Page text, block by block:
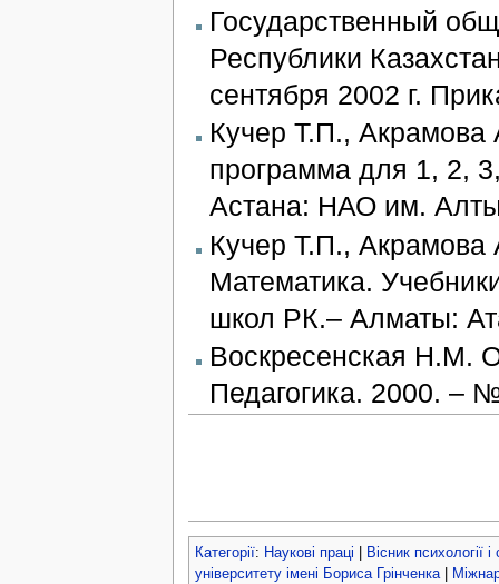
Государственный
Республики
сентября 2002 г.
Кучер Т.П.,
программа для 1, 2,
Астана: НАО им.
Кучер Т.П.,
Математика.
школ РК.– Алматы:
Воскресенская Н.М.
Педагогика. 2000. –
Категорії: Наукові праці
Вісник психології
університету імені Бориса Грінченка|